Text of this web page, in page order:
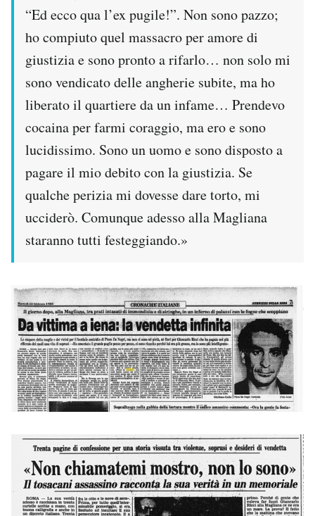
“Ed ecco qua l’ex pugile!”. Non sono pazzo;
ho compiuto quel massacro per amore di
giustizia e sono pronto a rifarlo… non solo mi
sono vendicato delle angherie subite, ma ho
liberato il quartiere da un infame… Prendevo
cocaina per farmi coraggio, ma ero e sono
lucidissimo. Sono un uomo e sono disposto a
pagare il mio debito con la giustizia. Se
qualche perizia mi dovesse dare torto, mi
ucciderò. Comunque adesso alla Magliana
staranno tutti festeggiando.»